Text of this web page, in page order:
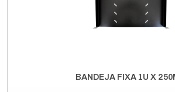
BANDEJA FIXA 1U X